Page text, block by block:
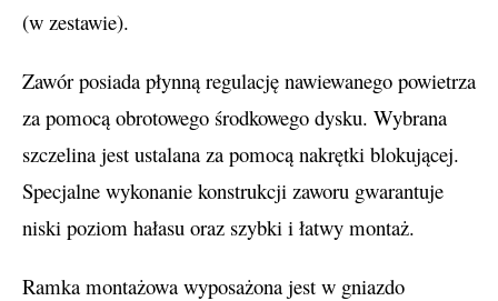
(w zestawie).
Zawór posiada płynną regulację nawiewanego powietrza
za pomocą obrotowego środkowego dysku. Wybrana
szczelina jest ustalana za pomocą nakrętki blokującej.
Specjalne wykonanie konstrukcji zaworu gwarantuje
niski poziom hałasu oraz szybki i łatwy montaż.
Ramka montażowa wyposażona jest w gniazdo